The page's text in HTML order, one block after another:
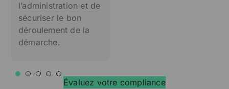
l’administration et de
sécuriser le bon
déroulement de la
démarche.
Évaluez votre compliance